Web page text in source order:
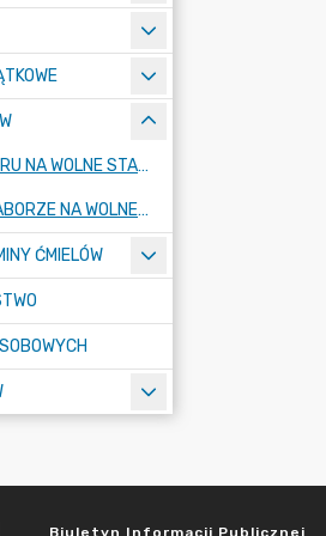
REGULAMIN NABORU NA WOLNE STANOWISKA URZĘDNICZE
OGŁOSZENIA O NABORZE NA WOLNE STANOWISKA PRACY
ĆMIELÓW
Biuletyn Informacji Publicznej